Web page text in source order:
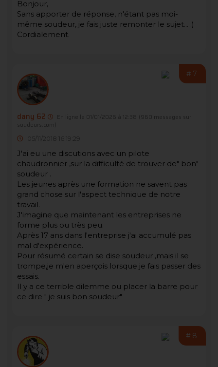
Bonjour,
Sans apporter de réponse, n'étant pas moi-
même soudeur, je fais juste remonter le sujet... :)
Cordialement.
#7
dany 62 En ligne le 01/01/2026 à 12:38
(960 messages sur
soudeurs.com)
05/11/2018 16:19:29
J'ai eu une discutions avec un pilote
chaudronnier ,sur la difficulté de trouver de" bon"
soudeur .
Les jeunes après une formation ne savent pas
grand chose sur l'aspect technique de notre
travail.
J'imagine que maintenant les entreprises ne
forme plus ou très peu.
Après 17 ans dans l'entreprise j'ai accumulé pas
mal d'expérience.
Pour résumé certain se dise soudeur ,mais il se
trompe,je m'en aperçois lorsque je fais passer des
essais.
Il y a ce terrible dilemme ou placer la barre pour
ce dire " je suis bon soudeur"
#8